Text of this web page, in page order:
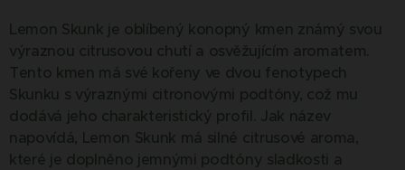
Lemon Skunk je oblíbený konopný kmen známý svou
výraznou citrusovou chutí a osvěžujícím aromatem.
Tento kmen má své kořeny ve dvou fenotypech
Skunku s výraznými citronovými podtóny, což mu
dodává jeho charakteristický profil. Jak název
napovídá, Lemon Skunk má silné citrusové aroma,
které je doplněno jemnými podtóny sladkosti a